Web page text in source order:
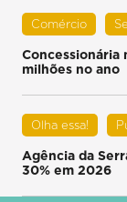
Comércio
Concessionária
milhões no ano
Olha essa!
Agência da
30% em 2026